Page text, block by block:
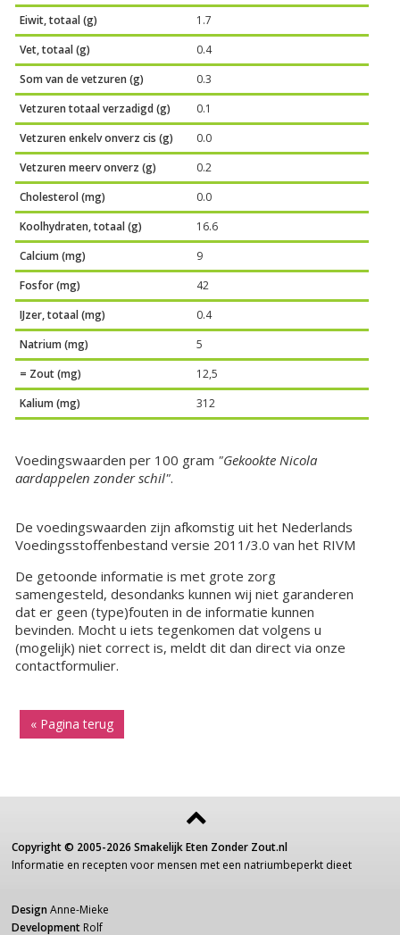
Eiwit, totaal (g)
1.7
Vet, totaal (g)
0.4
Som van de vetzuren (g)
0.3
Vetzuren totaal verzadigd (g)
0.1
Vetzuren enkelv onverz cis (g)
0.0
Vetzuren meerv onverz (g)
0.2
Cholesterol (mg)
0.0
Koolhydraten, totaal (g)
16.6
Calcium (mg)
9
Fosfor (mg)
42
IJzer, totaal (mg)
0.4
Natrium (mg)
5
= Zout (mg)
12,5
Kalium (mg)
312
Voedingswaarden per 100 gram "Gekookte Nicola
aardappelen zonder schil".
De voedingswaarden zijn afkomstig uit het Nederlands
Voedingsstoffenbestand versie 2011/3.0 van het RIVM
De getoonde informatie is met grote zorg
samengesteld, desondanks kunnen wij niet garanderen
dat er geen (type)fouten in de informatie kunnen
bevinden. Mocht u iets tegenkomen dat volgens u
(mogelijk) niet correct is, meldt dit dan direct via onze
contactformulier.
« Pagina terug
Copyright © 2005-2026 Smakelijk Eten Zonder Zout.nl
Informatie en recepten voor mensen met een natriumbeperkt dieet
Design Anne-Mieke
Development Rolf